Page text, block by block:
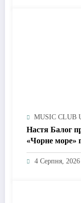
MUSIC CLUB
Настя Балог
«Чорне море»
залишаються
4 Серпня, 2026